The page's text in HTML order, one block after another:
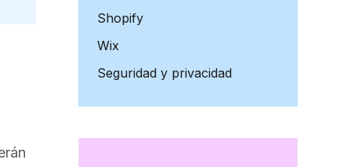
Shopify
Wix
Seguridad y privacidad